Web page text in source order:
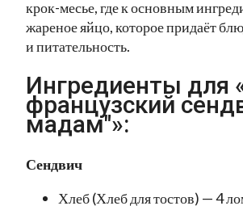
крок-месье, где к основным
жареное яйцо, которое придаёт
и питательность.
Ингредиенты для
французский
мадам"»:
Сендвич
Хлеб (Хлеб для тостов) — 4